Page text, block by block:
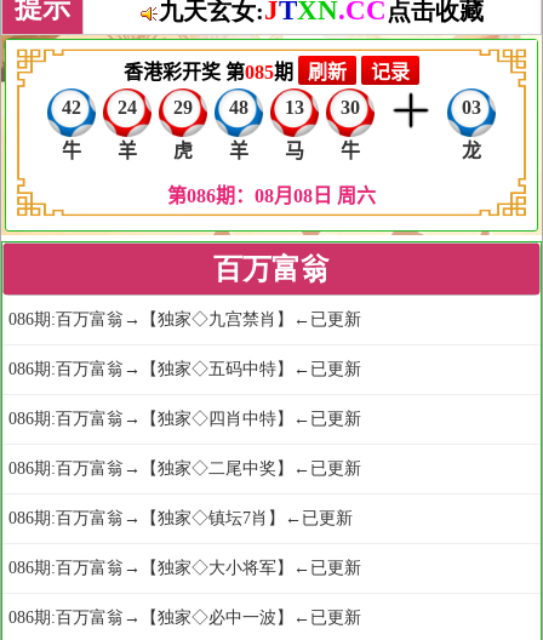
提示
九天玄女:JTXN.CC点击收藏
百万富翁
086期:百万富翁→【独家◇九宫禁肖】←已更新
086期:百万富翁→【独家◇五码中特】←已更新
086期:百万富翁→【独家◇四肖中特】←已更新
086期:百万富翁→【独家◇二尾中奖】←已更新
086期:百万富翁→【独家◇镇坛7肖】←已更新
086期:百万富翁→【独家◇大小将军】←已更新
086期:百万富翁→【独家◇必中一波】←已更新